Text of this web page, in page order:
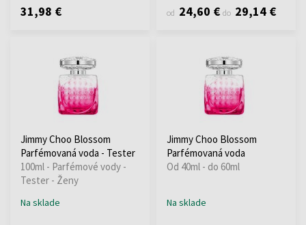
31,98 € od 24,60 € do 29,14 €
Jimmy Choo Blossom
Parfémovaná voda - Tester
100ml - Parfémové vody -
Tester - Ženy
Na sklade
Jimmy Choo Blossom
Parfémovaná voda
Od 40ml - do 60ml
Na sklade